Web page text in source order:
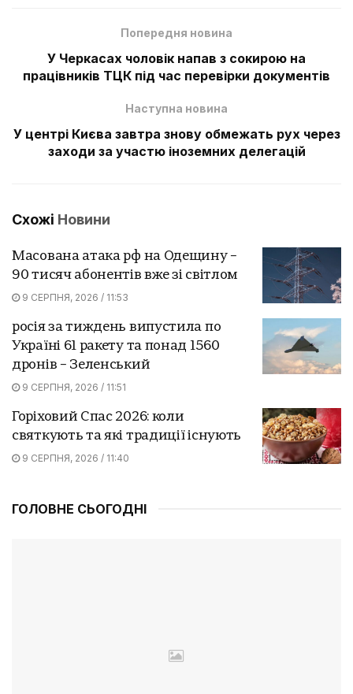
Попередня новина
У Черкасах чоловік напав з сокирою на
працівників ТЦК під час перевірки документів
Наступна новина
У центрі Києва завтра знову обмежать рух через
заходи за участю іноземних делегацій
Схожі Новини
Масована атака рф на Одещину –
90 тисяч абонентів вже зі світлом
9 СЕРПНЯ, 2026 / 11:53
росія за тиждень випустила по
Україні 61 ракету та понад 1560
дронів – Зеленський
9 СЕРПНЯ, 2026 / 11:51
Горіховий Спас 2026: коли
святкують та які традиції існують
9 СЕРПНЯ, 2026 / 11:40
ГОЛОВНЕ СЬОГОДНІ